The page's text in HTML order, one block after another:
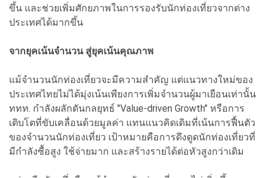
ขึ้น และช่วยเพิ่มศักยภาพในการรองรับนักท่องเที่ยวจากต่าง
ประเทศได้มากขึ้น
จากยุคเน้นจำนวน สู่ยุคเน้นคุณภาพ
แม้จำนวนนักท่องเที่ยวจะมีความสำคัญ แต่แนวทางใหม่ของ
ประเทศไทยไม่ได้มุ่งเน้นเพียงการเพิ่มจำนวนผู้มาเยือนเท่านั้น
ททท. กำลังผลักดันกลยุทธ์ "Value-driven Growth" หรือการ
เติบโตที่ขับเคลื่อนด้วยมูลค่า แทนแนวคิดเดิมที่เน้นการฟื้นตัว
ของจำนวนนักท่องเที่ยว เป้าหมายคือการดึงดูดนักท่องเที่ยวที่
มีกำลังซื้อสูง ใช้จ่ายมาก และสร้างรายได้ต่อหัวสูงกว่าเดิม